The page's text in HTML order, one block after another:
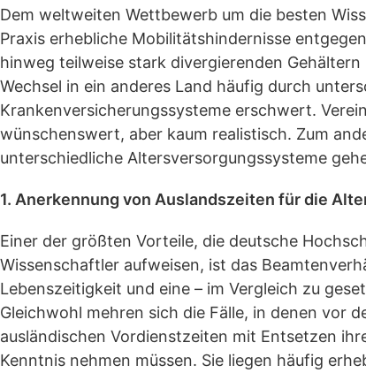
Dem weltweiten Wettbewerb um die besten
Praxis erhebliche Mobilitätshindernisse
hinweg teilweise stark divergierenden
Wechsel in ein anderes Land häufig durch
Krankenversicherungssysteme erschwert.
wünschenswert, aber kaum realistisch. Zum
unterschiedliche Altersversorgungssysteme
1. Anerkennung von Auslandszeiten für die
Einer der größten Vorteile, die deutsche
Wissenschaftler aufweisen, ist das
Lebenszeitigkeit und eine – im Vergleich zu
Gleichwohl mehren sich die Fälle, in denen vor
ausländischen Vordienstzeiten mit Entsetzen
Kenntnis nehmen müssen. Sie liegen häufig